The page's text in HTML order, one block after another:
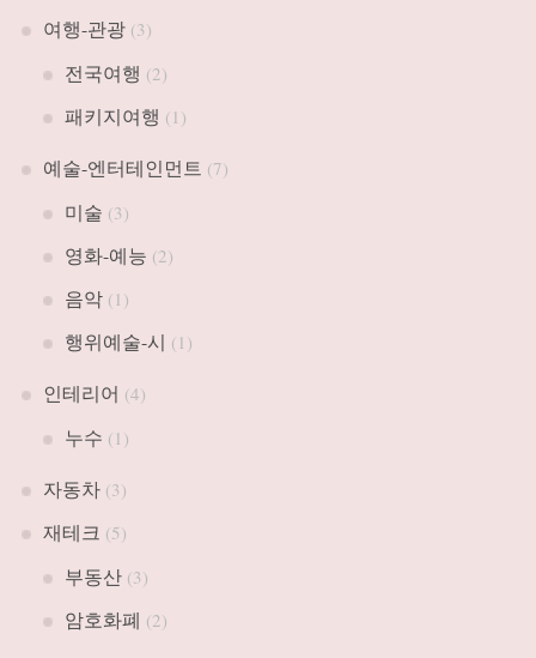
여행-관광(3)
전국여행 (2)
패키지여행 (1)
예술-엔터테인먼트 (7)
미술 (3)
영화-예능 (2)
음악(1)
행위예술-시 (1)
인테리어 (4)
누수 (1)
자동차(3)
재테크 (5)
부동산(3)
암호화폐 (2)